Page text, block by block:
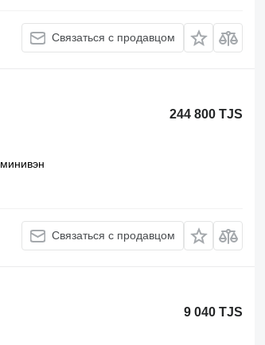
Связаться с продавцом
244 800 TJS
минивэн
Связаться с продавцом
9 040 TJS